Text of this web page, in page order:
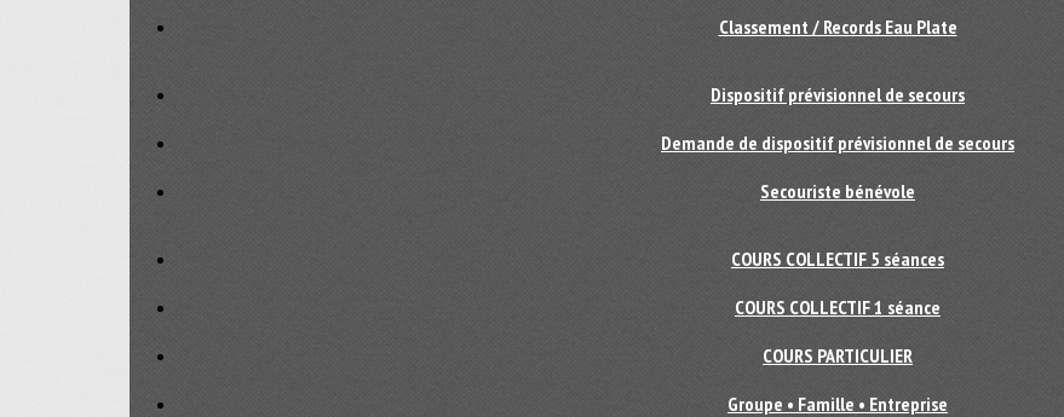
Classement / Records Eau Plate
Dispositif prévisionnel de secours
Demande de dispositif prévisionnel de secours
Secouriste bénévole
COURS COLLECTIF 5 séances
COURS COLLECTIF 1 séance
COURS PARTICULIER
Groupe • Famille • Entreprise